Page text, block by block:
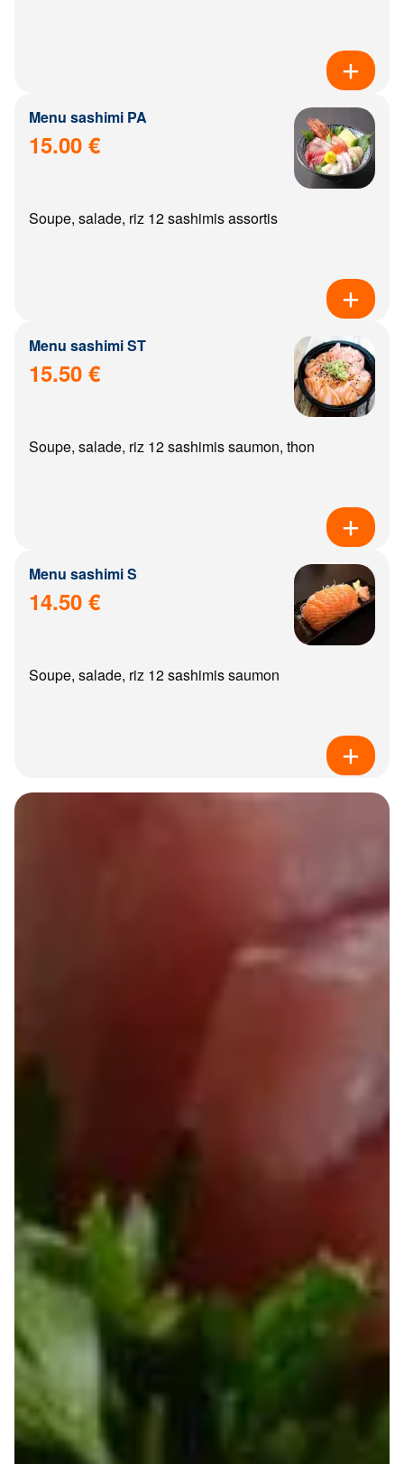
Menu sashimi PA
15.00 €
Soupe, salade, riz 12 sashimis assortis
Menu sashimi ST
15.50 €
Soupe, salade, riz 12 sashimis saumon, thon
Menu sashimi S
14.50 €
Soupe, salade, riz 12 sashimis saumon